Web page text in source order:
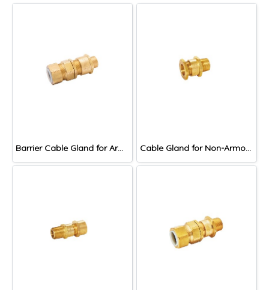
Barrier Cable Gland for Armoured Cable, DACB Series Cable Gland for Non-Armoured Cable, DNA Series